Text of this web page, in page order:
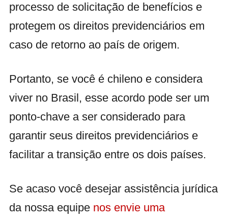
processo de solicitação de benefícios e
protegem os direitos previdenciários em
caso de retorno ao país de origem.
Portanto, se você é chileno e considera
viver no Brasil, esse acordo pode ser um
ponto-chave a ser considerado para
garantir seus direitos previdenciários e
facilitar a transição entre os dois países.
Se acaso você desejar assistência jurídica
da nossa equipe nos envie uma